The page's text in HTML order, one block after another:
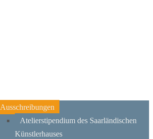
Ausschreibungen
Atelierstipendium des Saarländischen
Künstlerhauses